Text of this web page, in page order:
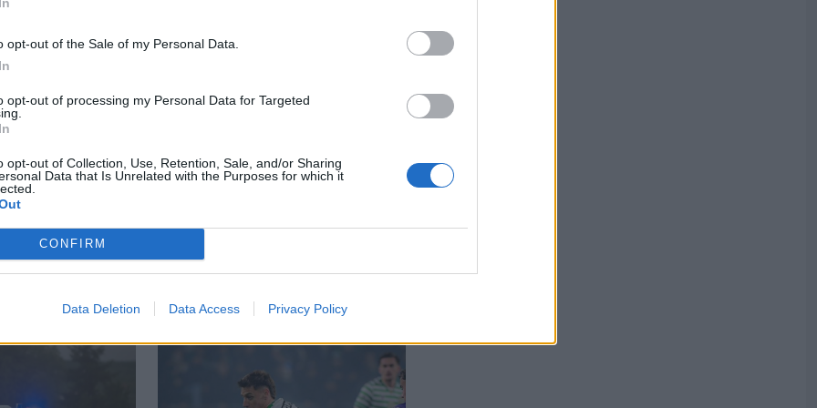
opt-out of the Sale of my Personal Data.
opt-out of processing my Personal Data for Targeted
opt-out of Collection, Use, Retention, Sale, and/or Sharing
Data that Is Unrelated with the Purposes for which it
CONFIRM
Data Deletion Data Access Privacy Policy